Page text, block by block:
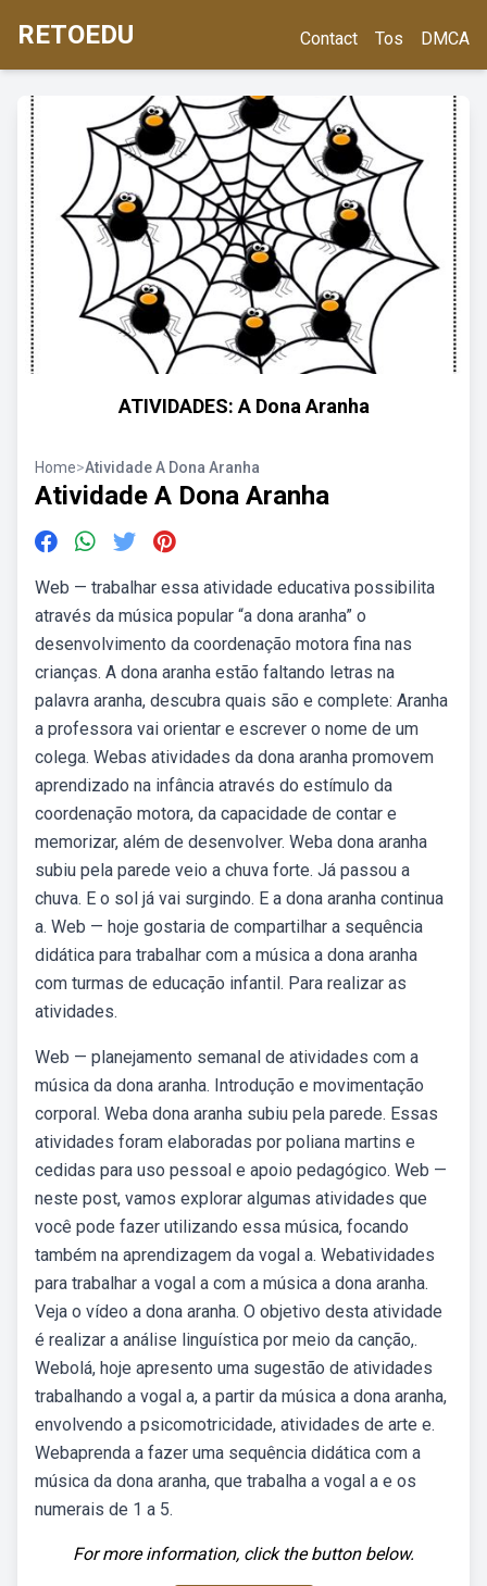
RETOEDU Contact Tos DMCA
ATIVIDADES: A Dona Aranha
Home>Atividade A Dona Aranha
Atividade A Dona Aranha
Web — trabalhar essa atividade educativa possibilita
através da música popular “a dona aranha” o
desenvolvimento da coordenação motora fina nas
crianças. A dona aranha estão faltando letras na
palavra aranha, descubra quais são e complete: Aranha
a professora vai orientar e escrever o nome de um
colega. Webas atividades da dona aranha promovem
aprendizado na infância através do estímulo da
coordenação motora, da capacidade de contar e
memorizar, além de desenvolver. Weba dona aranha
subiu pela parede veio a chuva forte. Já passou a
chuva. E o sol já vai surgindo. E a dona aranha continua
a. Web — hoje gostaria de compartilhar a sequência
didática para trabalhar com a música a dona aranha
com turmas de educação infantil. Para realizar as
atividades.
Web — planejamento semanal de atividades com a
música da dona aranha. Introdução e movimentação
corporal. Weba dona aranha subiu pela parede. Essas
atividades foram elaboradas por poliana martins e
cedidas para uso pessoal e apoio pedagógico. Web —
neste post, vamos explorar algumas atividades que
você pode fazer utilizando essa música, focando
também na aprendizagem da vogal a. Webatividades
para trabalhar a vogal a com a música a dona aranha.
Veja o vídeo a dona aranha. O objetivo desta atividade
é realizar a análise linguística por meio da canção,.
Webolá, hoje apresento uma sugestão de atividades
trabalhando a vogal a, a partir da música a dona aranha,
envolvendo a psicomotricidade, atividades de arte e.
Webaprenda a fazer uma sequência didática com a
música da dona aranha, que trabalha a vogal a e os
numerais de 1 a 5.
For more information, click the button below.